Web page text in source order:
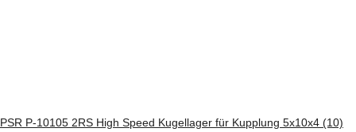
PSR P-10105 2RS High Speed Kugellager für Kupplung 5x10x4 (10)